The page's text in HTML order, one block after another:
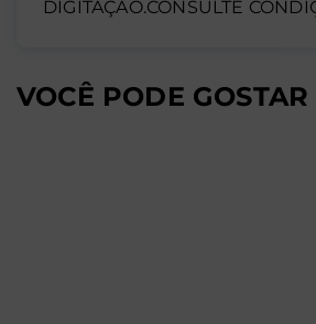
DIGITAÇÃO.CONSULTE
VOCÊ PODE GOSTAR